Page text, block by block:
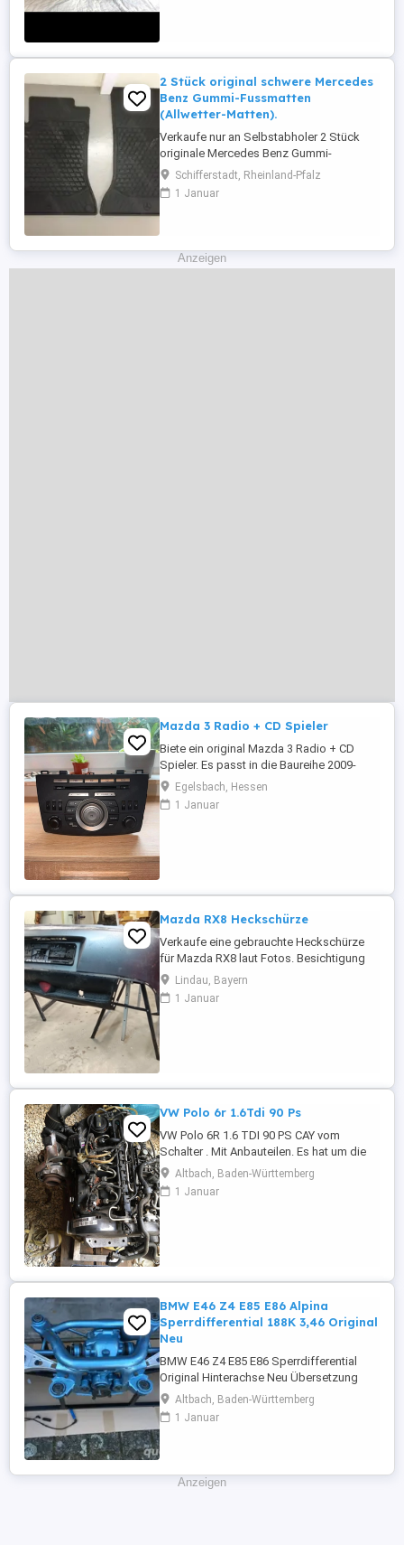
2 Stück original schwere Mercedes
Benz Gummi-Fussmatten
(Allwetter-Matten).
Verkaufe nur an Selbstabholer 2 Stück
originale Mercedes Benz Gummi-
Fusmatten (Allwetter-Matten), passend für
MB GLA für Fahrer- und Beifahrerseite.
Matten haben Vorrichtung zum einklicken
Mercedes-Benz abgestimmt. Mit Clip-
Verschluss ...
Schifferstadt, Rheinland-Pfalz
1 Januar
Anzeigen
Mazda 3 Radio + CD Spieler
Biete ein original Mazda 3 Radio + CD
Spieler. Es passt in die Baureihe 2009-
2013 (siehe Bilder) Versand mit DHL
versichertes Paket. Da Privatverkauf keine
Garantie, keine Gewährleistung und keine
Egelsbach, Hessen
1 Januar
Mazda RX8 Heckschürze
Verkaufe eine gebrauchte Heckschürze
für Mazda RX8 laut Fotos. Besichtigung
nach vorheriger Vereinbarung. Abholung in
A-6972 Fußach Vorarlberg (Österreich) Nur
Barzahlung bei Abholung. Tel. erreichbar
Lindau, Bayern
1 Januar
VW Polo 6r 1.6Tdi 90 Ps
VW Polo 6R 1.6 TDI 90 PS CAY vom
Schalter . Mit Anbauteilen. Es hat um die
80 TKM
Altbach, Baden-Württemberg
1 Januar
BMW E46 Z4 E85 E86 Alpina
Sperrdifferential 188K 3,46 Original
Neu
BMW E46 Z4 E85 E86 Sperrdifferential
Original Hinterachse Neu Übersetzung
3.46 Typ : 188K Alles Neu .
Altbach, Baden-Württemberg
1 Januar
Anzeigen